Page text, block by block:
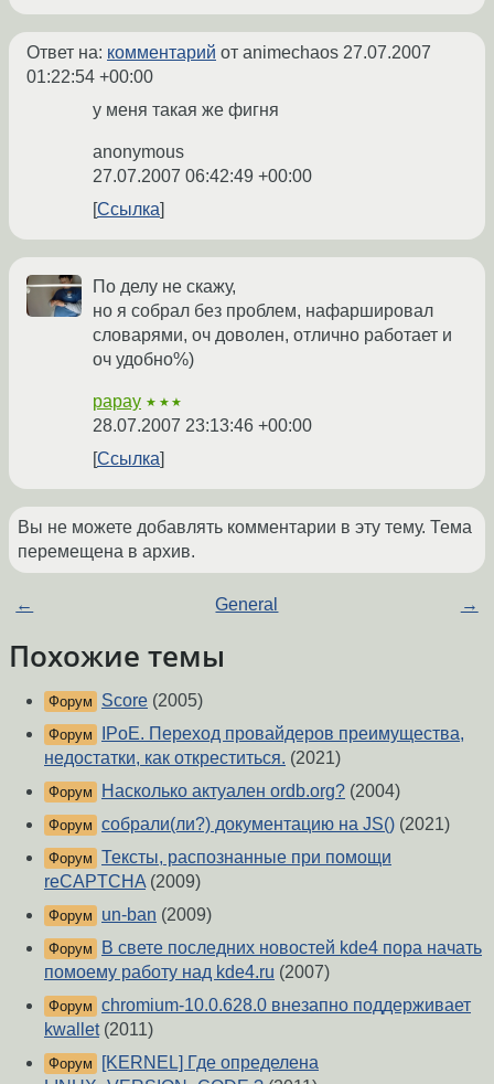
Ответ на: комментарий от animechaos 27.07.2007
01:22:54 +00:00
у меня такая же фигня
anonymous
27.07.2007 06:42:49 +00:00
Ссылка
По делу не скажу,
но я собрал без проблем, нафаршировал
словарями, оч доволен, отлично работает и
оч удобно%)
papay ★★★
28.07.2007 23:13:46 +00:00
Ссылка
Вы не можете добавлять комментарии в эту тему. Тема
перемещена в архив.
← General →
Похожие темы
Форум Score (2005)
Форум
IPoE. Переход провайдеров преимущества,
недостатки, как откреститься. (2021)
Форум Насколько актуален ordb.org? (2004)
Форум собрали(ли?) документацию на JS() (2021)
Форум Тексты, распознанные при помощи
reCAPTCHA (2009)
Форум un-ban (2009)
Форум
В свете последних новостей kde4 пора начать
помоему работу над kde4.ru (2007)
Форум chromium-10.0.628.0 внезапно поддерживает
kwallet(2011)
Форум
[KERNEL] Где определена